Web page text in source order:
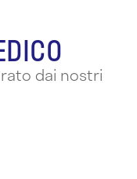
dai nostri